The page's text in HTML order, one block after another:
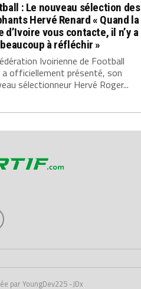
: Le nouveau sélection des
Hervé Renard « Quand la
d’Ivoire vous contacte, il n’y a
à réfléchir »
Ivoirienne de Football
a officiellement présenté, son
sélectionneur Hervé Roger...
par YoungDev225 -JDx